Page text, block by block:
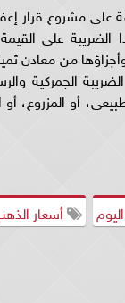
مشروع قرار
الضريبة على
من
الجمركية
أو المزروع، أو
أسعار